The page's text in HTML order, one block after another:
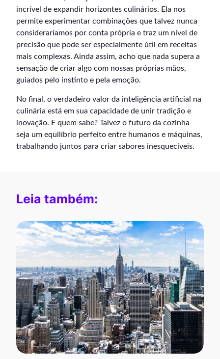
incrível de expandir horizontes culinários. Ela nos
permite experimentar combinações que talvez nunca
consideraríamos por conta própria e traz um nível de
precisão que pode ser especialmente útil em receitas
mais complexas. Ainda assim, acho que nada supera a
sensação de criar algo com nossas próprias mãos,
guiados pelo instinto e pela emoção.
No final, o verdadeiro valor da inteligência artificial na
culinária está em sua capacidade de unir tradição e
inovação. E quem sabe? Talvez o futuro da cozinha
seja um equilíbrio perfeito entre humanos e máquinas,
trabalhando juntos para criar sabores inesquecíveis.
Leia também: